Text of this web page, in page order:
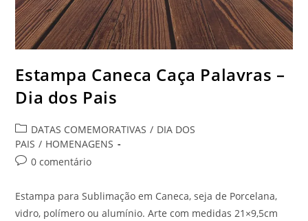
Estampa Caneca Caça Palavras –
Dia dos Pais
Categoria
do
post:
DATAS COMEMORATIVAS / DIA DOS
PAIS / HOMENAGENS
Comentários
post:
0 comentário
Estampa para Sublimação em Caneca, seja de Porcelana,
vidro, polímero ou alumínio. Arte com medidas 21×9,5cm